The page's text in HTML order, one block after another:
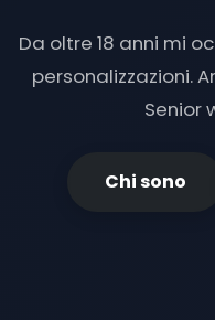
Da oltre 18 anni mi
personalizzazioni.
Senior
Chi sono